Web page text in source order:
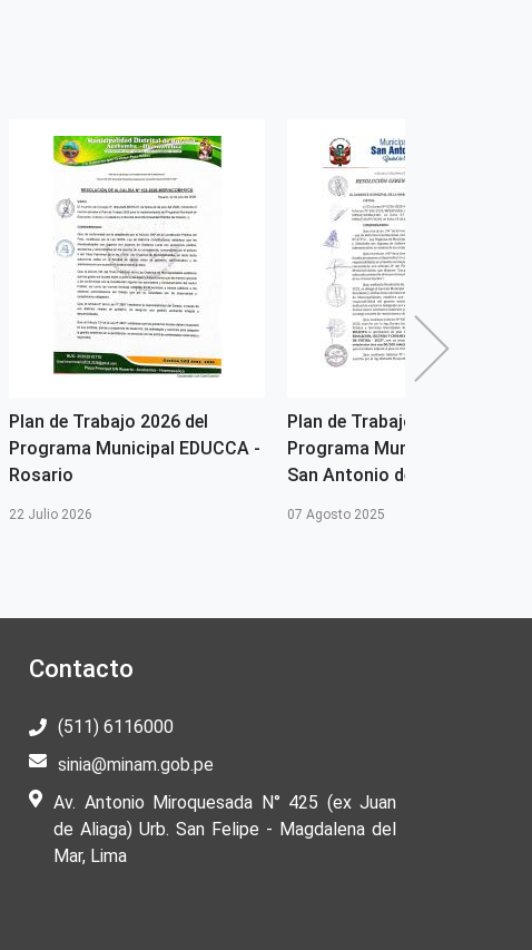
Plan de Trabajo 2026 del
Programa Municipal EDUCCA -
Rosario
22 Julio 2026
Plan de Trabajo 2025 del
Programa Municipal EDUCCA
San Antonio de Putina
07 Agosto 2025
Contacto
(511) 6116000
sinia@minam.gob.pe
Av. Antonio Miroquesada N° 425 (ex Juan
de Aliaga) Urb. San Felipe - Magdalena del
Mar, Lima